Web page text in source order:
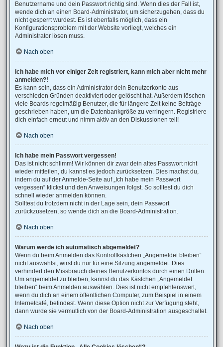
Benutzername und dein Passwort richtig sind. Wenn dies der Fall ist,
wende dich an einen Board-Administrator, um sicherzugehen, dass du
nicht gesperrt wurdest. Es ist ebenfalls möglich, dass ein
Konfigurationsproblem mit der Website vorliegt, welches ein
Administrator lösen muss.
Nach oben
Ich habe mich vor einiger Zeit registriert, kann mich aber nicht mehr
anmelden?!
Es kann sein, dass ein Administrator dein Benutzerkonto aus
verschieden Gründen deaktiviert oder gelöscht hat. Außerdem löschen
viele Boards regelmäßig Benutzer, die für längere Zeit keine Beiträge
geschrieben haben, um die Datenbankgröße zu verringern. Registriere
dich einfach erneut und nimm aktiv an den Diskussionen teil!
Nach oben
Ich habe mein Passwort vergessen!
Das ist nicht schlimm! Wir können dir zwar dein altes Passwort nicht
wieder mitteilen, du kannst es jedoch zurücksetzen. Dies machst du,
indem du auf der Anmelde-Seite auf „Ich habe mein Passwort
vergessen“ klickst und den Anweisungen folgst. So solltest du dich
schnell wieder anmelden können.
Solltest du trotzdem nicht in der Lage sein, dein Passwort
zurückzusetzen, so wende dich an die Board-Administration.
Nach oben
Warum werde ich automatisch abgemeldet?
Wenn du beim Anmelden das Kontrollkästchen „Angemeldet bleiben“
nicht auswählst, wirst du nur für eine Sitzung angemeldet. Dies
verhindert den Missbrauch deines Benutzerkontos durch einen Dritten.
Um angemeldet zu bleiben, kannst du das Kästchen „Angemeldet
bleiben“ beim Anmelden auswählen. Dies ist nicht empfehlenswert,
wenn du dich an einem öffentlichen Computer, zum Beispiel in einem
Internetcafé, befindest. Wenn diese Option nicht zur Verfügung steht,
dann wurde sie vermutlich von der Board-Administration ausgeschaltet.
Nach oben